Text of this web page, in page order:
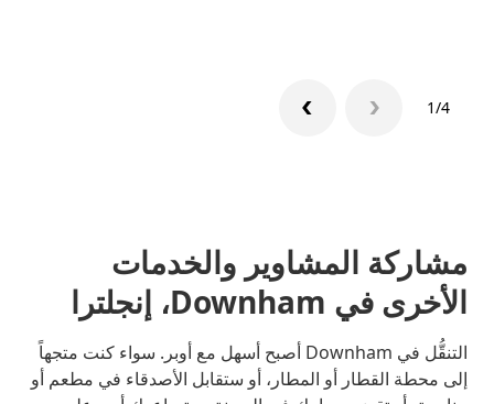
1/4
مشاركة المشاوير والخدمات
الأخرى في Downham، إنجلترا
التنقُّل في Downham أصبح أسهل مع أوبر. سواء كنت متجهاً
إلى محطة القطار أو المطار، أو ستقابل الأصدقاء في مطعم أو